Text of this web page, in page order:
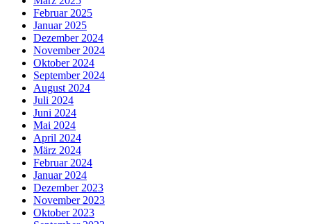
Februar 2025
Januar 2025
Dezember 2024
November 2024
Oktober 2024
September 2024
August 2024
Juli 2024
Juni 2024
Mai 2024
April 2024
März 2024
Februar 2024
Januar 2024
Dezember 2023
November 2023
Oktober 2023